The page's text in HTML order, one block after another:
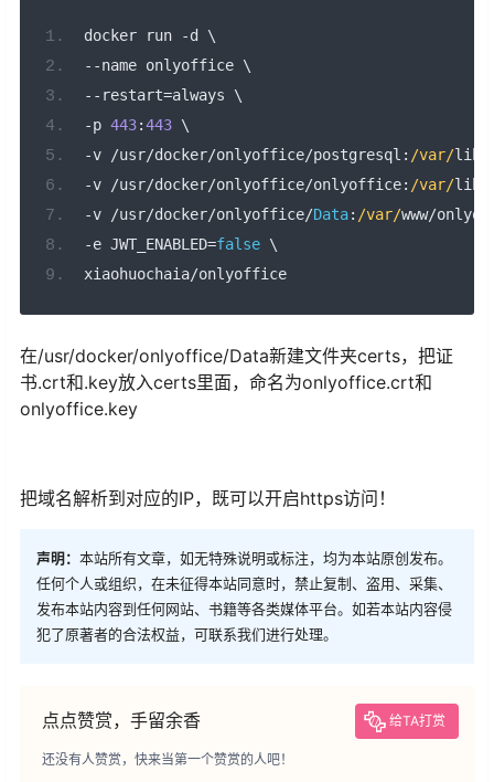
docker run -d \
--name onlyoffice \
-- restart=always \
-p 443:443 \
-v /usr/docker/onlyoffice/postgresql : /var/lib
-v /usr/docker/onlyoffice/onlyoffice: /var/lib
-v /usr/docker/onlyoffice/Data: /var/www/
-e JWT_ENABLED=false \
xiaohuochaia/onlyoffice
在/usr/docker/onlyoffice/Data新建文件夹certs，把证
书.crt和.key放入certs里面，命名为onlyoffice.crt和
onlyoffice.key
把域名解析到对应的IP，既可以开启https访问！
声明： 本站所有文章，如无特殊说明或标注，均为本站原创发布。
任何个人或组织，在未征得本站同意时，禁止复制、盗用、采集、
发布本站内容到任何网站、书籍等各类媒体平台。如若本站内容侵
犯了原著者的合法权益，可联系我们进行处理。
点点赞赏，手留余香 给TA打赏
还没有人赞赏，快来当第一个赞赏的人吧！